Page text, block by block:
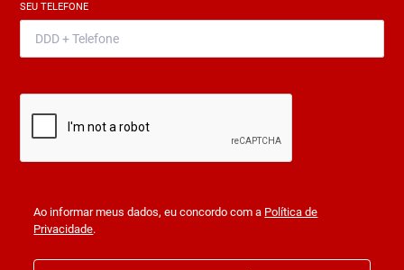
SEU TELEFONE
Ao informar meus dados, eu concordo com a Política de
Privacidade.